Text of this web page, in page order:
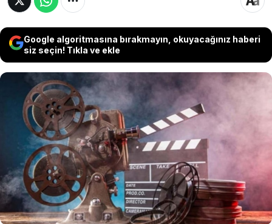
Google algoritmasına bırakmayın, okuyacağınız haberi
siz seçin! Tıkla ve ekle
Sinema tutkunları bu hafta vizyona girecek
11 yeni filmle buluşuyor. Aksiyon, komedi,
korku, gerilim ve animasyon türlerinde
izleyicilere geniş bir yelpaze sunan yapımları
kaçırmayın.